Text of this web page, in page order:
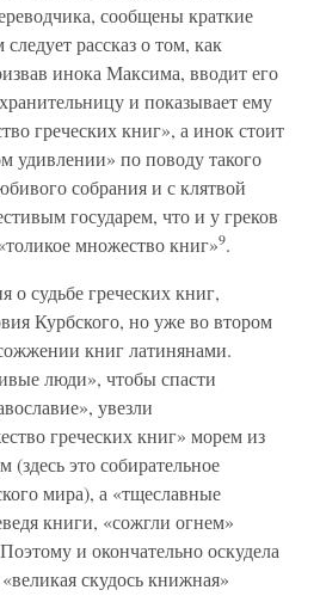
сообщены краткие
рассказ о том, как
инока Максима, вводит его
и показывает ему
греческих книг», а инок стоит
удивлении» по поводу такого
собрания и с клятвой
государем, что и у греков
множество книг»9.
о судьбе греческих книг,
Курбского, но уже во втором
книг латинянами.
люди», чтобы спасти
увезли
греческих книг» морем из
это собирательное
мира), а «тщеславные
книги, «сожгли огнем»
и окончательно оскудела
скудось книжная»